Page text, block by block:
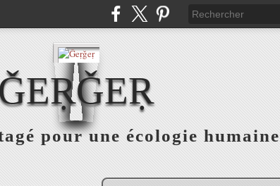
pour une écologie humaine